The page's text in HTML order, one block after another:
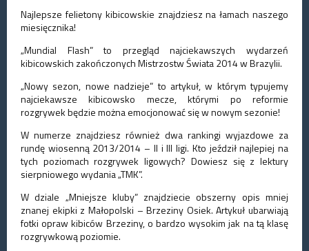
Najlepsze felietony kibicowskie znajdziesz na łamach naszego
miesięcznika!
„Mundial Flash” to przegląd najciekawszych wydarzeń
kibicowskich zakończonych Mistrzostw Świata 2014 w Brazylii.
„Nowy sezon, nowe nadzieje” to artykuł, w którym typujemy
najciekawsze kibicowsko mecze, którymi po reformie
rozgrywek będzie można emocjonować się w nowym sezonie!
W numerze znajdziesz również dwa rankingi wyjazdowe za
rundę wiosenną 2013/2014 – II i III ligi. Kto jeździł najlepiej na
tych poziomach rozgrywek ligowych? Dowiesz się z lektury
sierpniowego wydania „TMK”.
W dziale „Mniejsze kluby” znajdziecie obszerny opis mniej
znanej ekipki z Małopolski – Brzeziny Osiek. Artykuł ubarwiają
fotki opraw kibiców Brzeziny, o bardzo wysokim jak na tą klasę
rozgrywkową poziomie.